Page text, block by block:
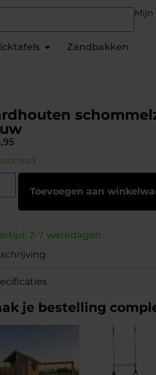
Mijn
Zandbakken
Toevoegen aan
2-7 werkdagen
je bestelling